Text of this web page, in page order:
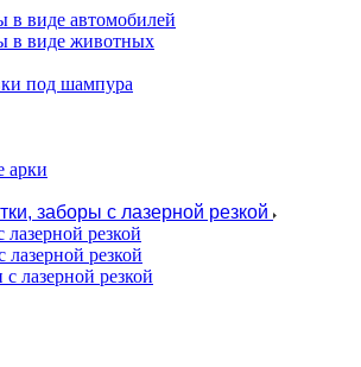
в виде автомобилей
в виде животных
под шампура
арки
заборы с лазерной резкой
лазерной резкой
лазерной резкой
лазерной резкой